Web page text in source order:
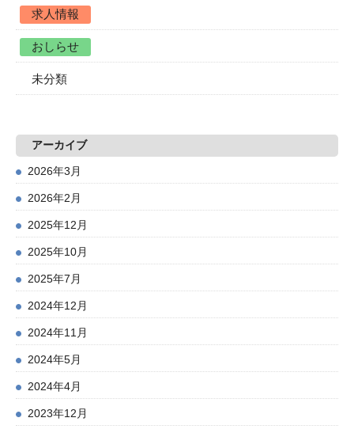
求人情報
おしらせ
未分類
アーカイブ
2026年3月
2026年2月
2025年12月
2025年10月
2025年7月
2024年12月
2024年11月
2024年5月
2024年4月
2023年12月